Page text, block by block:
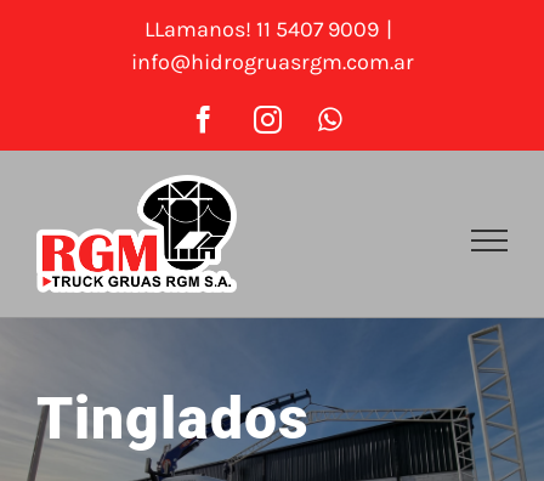
LLamanos! 11 5407 9009 |
info@hidrogruasrgm.com.ar
FacebookInstagramWhatsApp
Tinglados